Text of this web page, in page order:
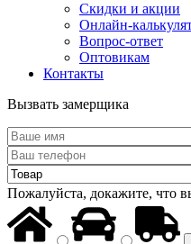
Скидки и акции
Онлайн-
Вопрос-ответ
Оптовикам
Контакты
Вызвать замерщика
Пожалуйста, докажите, что